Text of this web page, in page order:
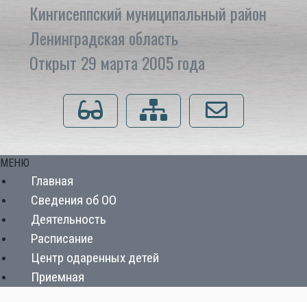
Кингисеппский муниципальный район
Ленинградская область
Открыт 29 марта 2005 года
Для слабовидящихКарта сайта Напишите нам
МЕНЮ
Главная
Сведения об ОО
Деятельность
Расписание
Центр одаренных детей
Приемная